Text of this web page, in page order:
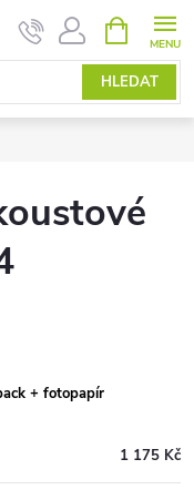
HLEDAT
NÁKUPNÍ
KOŠÍK
+ fotopapír
1 175 Kč